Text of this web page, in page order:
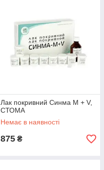
Лак покривний Синма М + V,
СТОМА
Немає в наявності
875 ₴